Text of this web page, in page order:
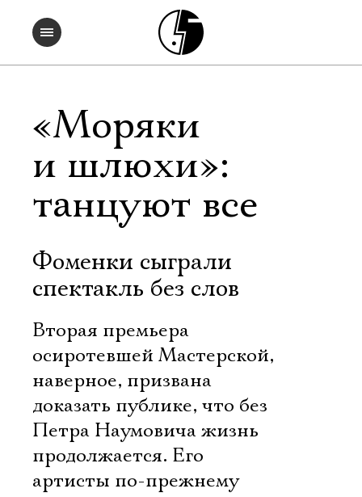
«Моряки
и шлюхи»:
танцуют все
Фоменки сыграли
спектакль без слов
Вторая премьера
осиротевшей Мастерской,
наверное, призвана
доказать публике, что без
Петра Наумовича жизнь
продолжается. Его
артисты по-прежнему